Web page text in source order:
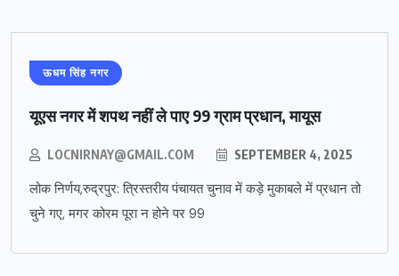
ऊधम सिंह नगर
यूएस नगर में शपथ नहीं ले पाए 99 ग्राम प्रधान, मायूस
LOCNIRNAY@GMAIL.COM SEPTEMBER 4, 2025
लोक निर्णय,रुद्रपुर: त्रिस्तरीय पंचायत चुनाव में कड़े मुकाबले में प्रधान तो
चुने गए, मगर कोरम पूरा न होने पर 99